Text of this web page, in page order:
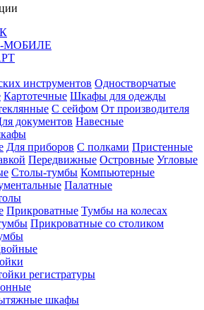
МОБИЛЕ
инструментов Одностворчатые
Картотечные Шкафы для одежды
С сейфом От производителя
документов Навесные
Для приборов С полками Пристенные
Передвижные Островные Угловые
Столы-тумбы Компьютерные
Палатные
Прикроватные Тумбы на колесах
Прикроватные со столиком
регистратуры
шкафы